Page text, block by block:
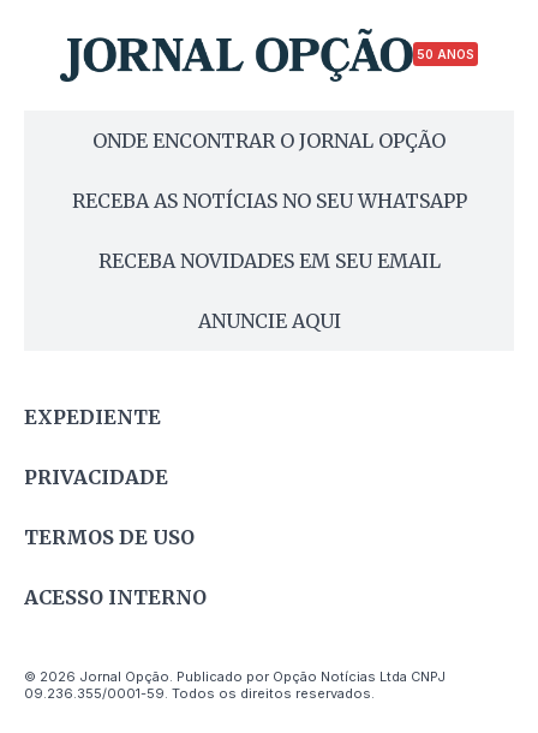
50 ANOS
ONDE ENCONTRAR O JORNAL OPÇÃO
RECEBA AS NOTÍCIAS NO SEU WHATSAPP
RECEBA NOVIDADES EM SEU EMAIL
ANUNCIE AQUI
EXPEDIENTE
PRIVACIDADE
TERMOS DE USO
ACESSO INTERNO
© 2026 Jornal Opção. Publicado por Opção Notícias Ltda CNPJ
09.236.355/0001-59. Todos os direitos reservados.